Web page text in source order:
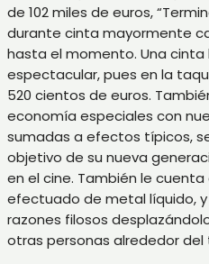
de 102 miles de euros,
durante cinta mayormente
hasta el momento. Una cinta
espectacular, pues en la
520 cientos de euros.
economía especiales con
sumadas a efectos típicos,
objetivo de su nueva
en el cine. También le
efectuado de metal líquido,
razones filosos
otras personas alrededor del